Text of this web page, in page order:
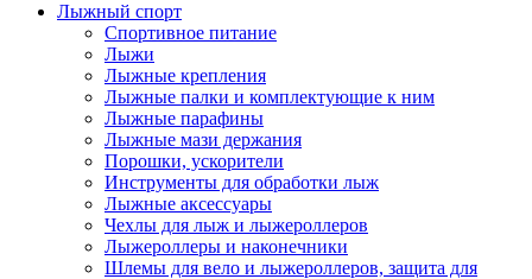
Лыжный спорт
Спортивное питание
Лыжи
Лыжные крепления
Лыжные палки и комплектующие к ним
Лыжные парафины
Лыжные мази держания
Порошки, ускорители
Инструменты для обработки лыж
Лыжные аксессуары
Чехлы для лыж и лыжероллеров
Лыжероллеры и наконечники
Шлемы для вело и лыжероллеров, защита для